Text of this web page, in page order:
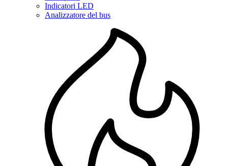
Indicatori LED
Analizzatore del bus